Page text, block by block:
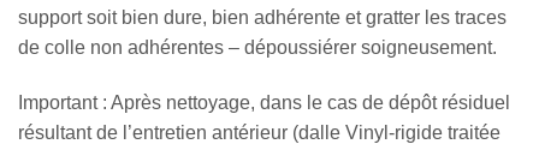
support soit bien dure, bien adhérente et gratter les traces
de colle non adhérentes – dépoussiérer soigneusement.
Important : Après nettoyage, dans le cas de dépôt résiduel
résultant de l’entretien antérieur (dalle Vinyl-rigide traitée